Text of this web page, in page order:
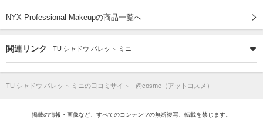
NYX Professional Makeupの商品一覧へ
関連リンク TU シャドウ パレット ミニ
TU シャドウ パレット ミニの口コミサイト - @cosme（アットコスメ）
掲載の情報・画像など、すべてのコンテンツの無断複写、転載を禁じます。